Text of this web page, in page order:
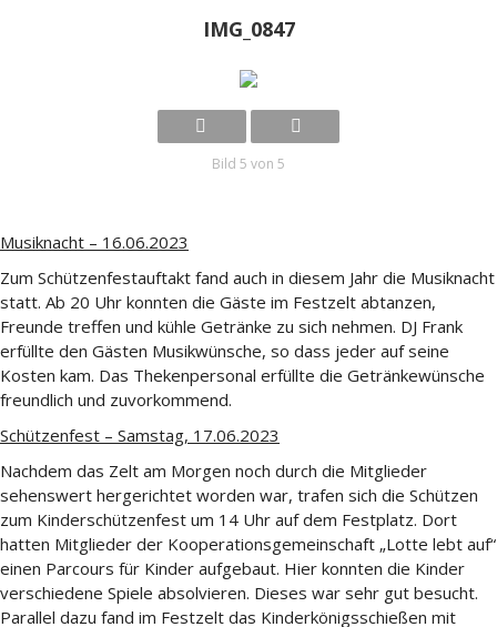
IMG_0847
Bild 5 von 5
Musiknacht – 16.06.2023
Zum Schützenfestauftakt fand auch in diesem Jahr die Musiknacht
statt. Ab 20 Uhr konnten die Gäste im Festzelt abtanzen,
Freunde treffen und kühle Getränke zu sich nehmen. DJ Frank
erfüllte den Gästen Musikwünsche, so dass jeder auf seine
Kosten kam. Das Thekenpersonal erfüllte die Getränkewünsche
freundlich und zuvorkommend.
Schützenfest – Samstag, 17.06.2023
Nachdem das Zelt am Morgen noch durch die Mitglieder
sehenswert hergerichtet worden war, trafen sich die Schützen
zum Kinderschützenfest um 14 Uhr auf dem Festplatz. Dort
hatten Mitglieder der Kooperationsgemeinschaft „Lotte lebt auf“
einen Parcours für Kinder aufgebaut. Hier konnten die Kinder
verschiedene Spiele absolvieren. Dieses war sehr gut besucht.
Parallel dazu fand im Festzelt das Kinderkönigsschießen mit